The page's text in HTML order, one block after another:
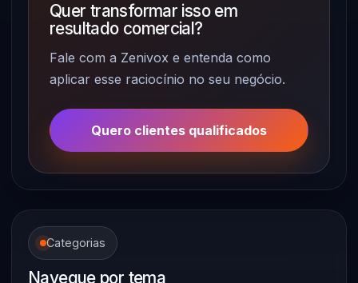
Quer transformar isso em
resultado comercial?
Fale com a Zenivox e entenda como
aplicar esse raciocínio no seu negócio.
Quero clientes qualificados
Categorias
Navegue por tema